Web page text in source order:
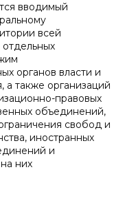
вводимый
всей
органов власти и
а также организаций
правовых
объединений,
свобод и
иностранных
и
них